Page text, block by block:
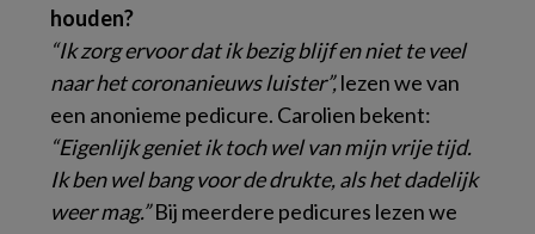
houden?
“Ik zorg ervoor dat ik bezig blijf en niet te veel
naar het coronanieuws luister”,lezen we van
een anonieme pedicure. Carolien bekent:
“Eigenlijk geniet ik toch wel van mijn vrije tijd.
Ik ben wel bang voor de drukte, als het dadelijk
weer mag.”Bij meerdere pedicures lezen we